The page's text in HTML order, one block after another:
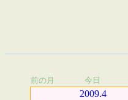
前の月 今日
2009.4